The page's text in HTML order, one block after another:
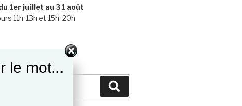
1er juillet au 31 août
11h-13h et 15h-20h
le mot...